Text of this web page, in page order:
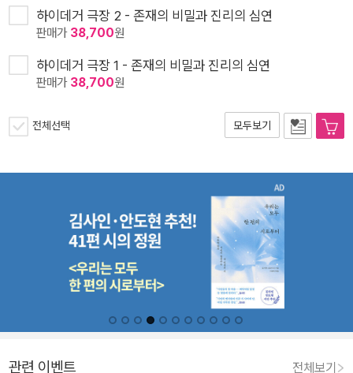
하이데거 극장 2 - 존재의 비밀과 진리의 심연
판매가 38,700원
하이데거 극장 1 - 존재의 비밀과 진리의 심연
판매가 38,700원
전체선택 모두보기
관련 이벤트 전체보기